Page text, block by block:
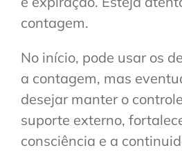
contagem.
No início, pode usar os
a contagem, mas
desejar manter o
suporte externo,
consciência e a